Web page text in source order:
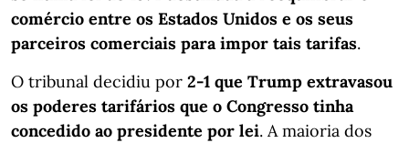
comércio entre os Estados Unidos e os seus
parceiros comerciais para impor tais tarifas.
O tribunal decidiu por 2-1 que Trump extravasou
os poderes tarifários que o Congresso tinha
concedido ao presidente por lei. A maioria dos